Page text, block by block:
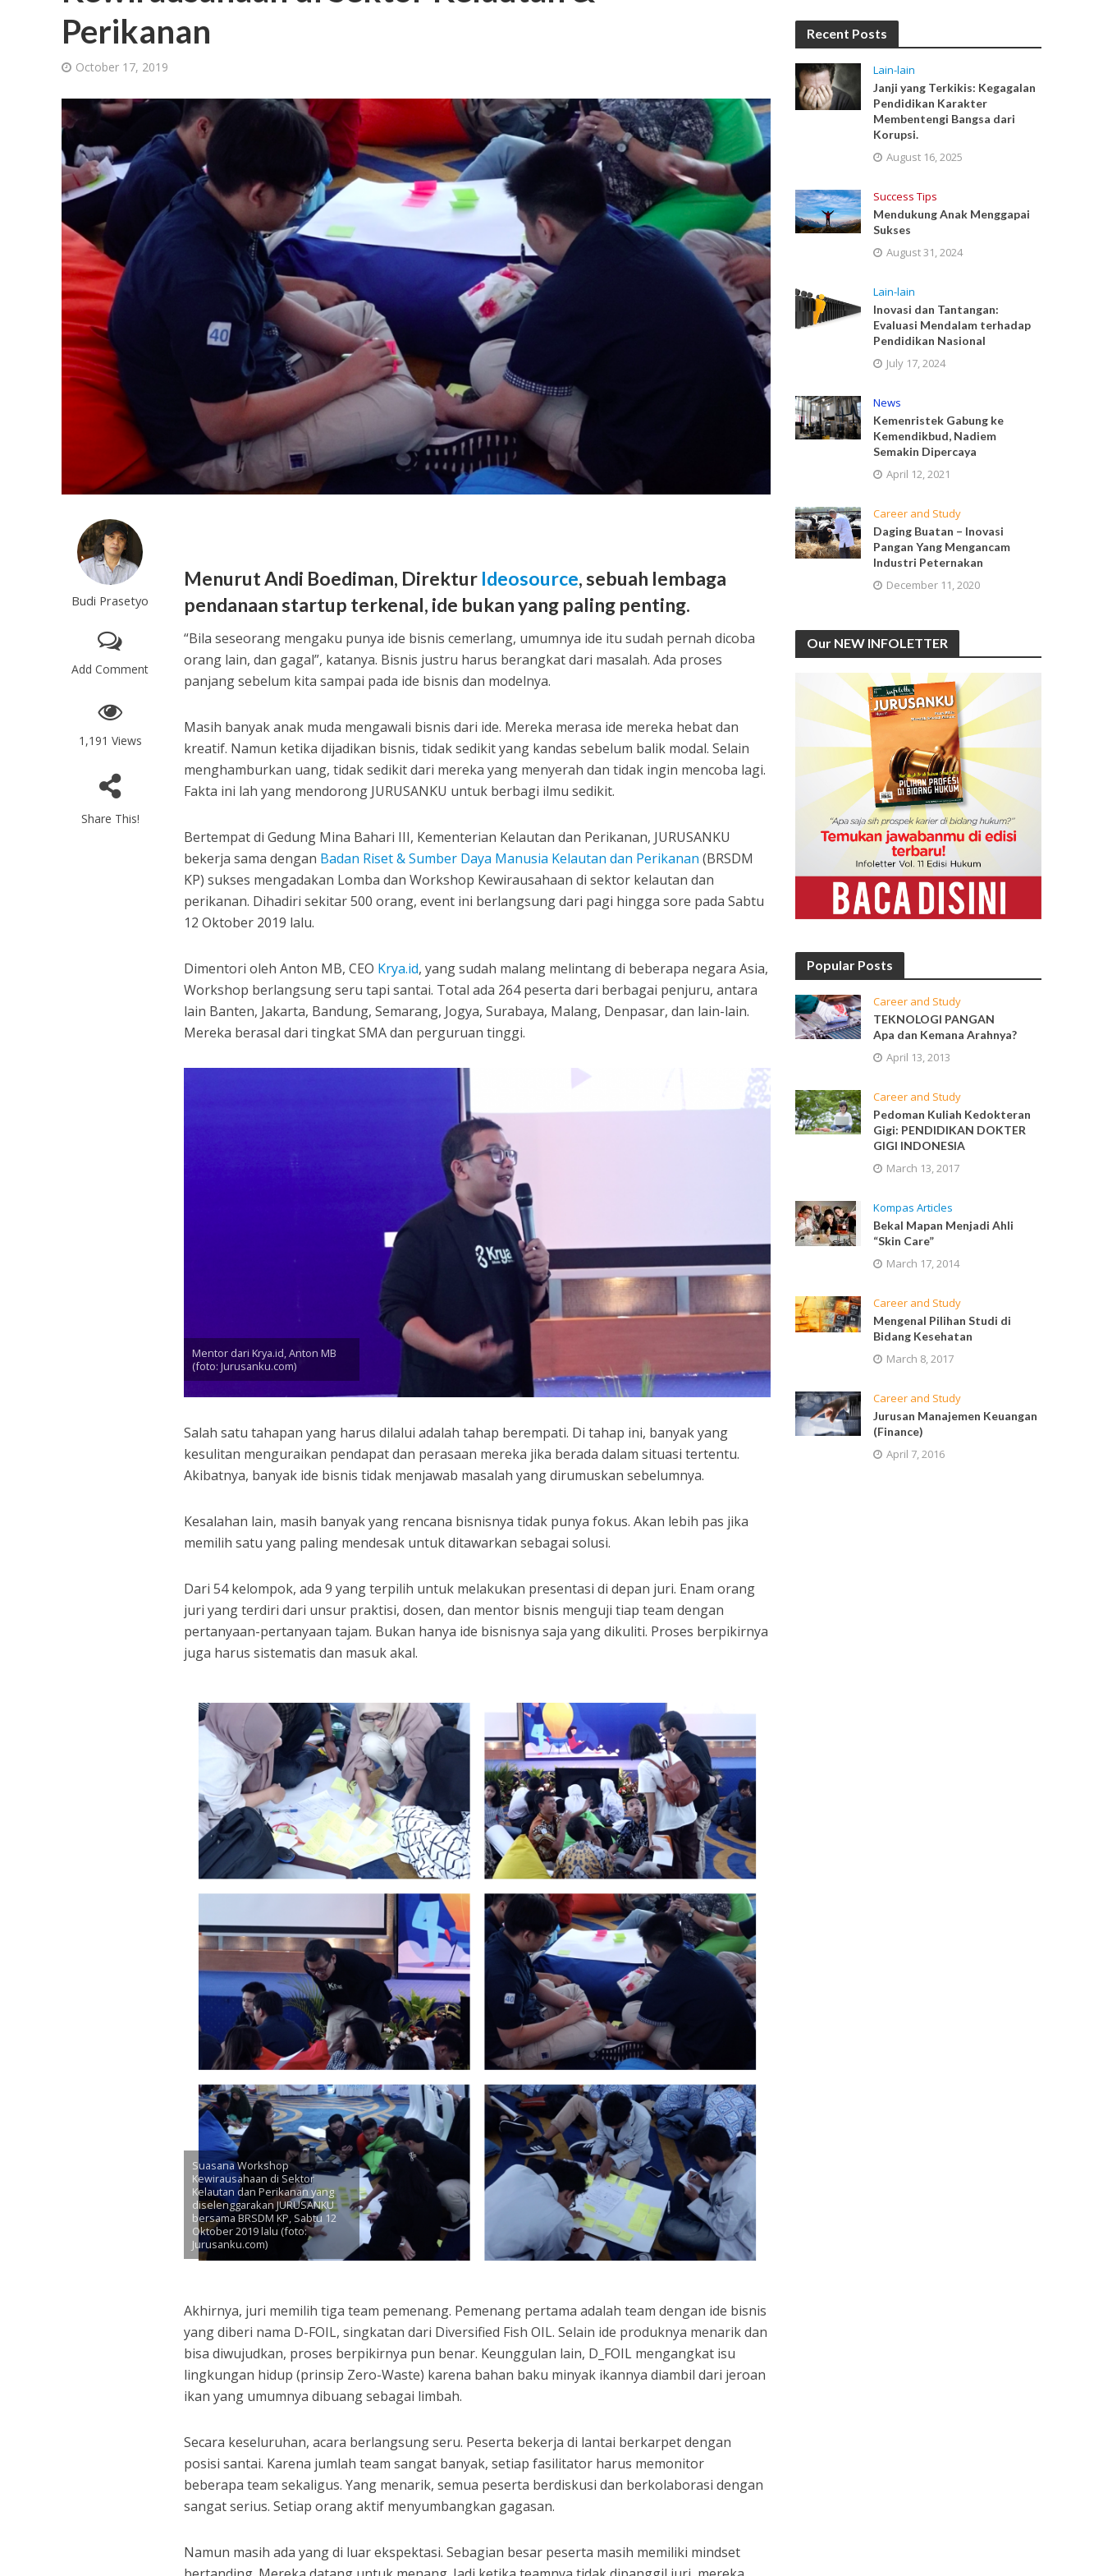
Perikanan
October 17, 2019
Budi Prasetyo
Add Comment
1,191 Views
Share This!
Menurut Andi Boediman, Direktur Ideosource, sebuah lembaga
pendanaan startup terkenal, ide bukan yang paling penting.
“Bila seseorang mengaku punya ide bisnis cemerlang, umumnya ide itu sudah pernah dicoba
orang lain, dan gagal”, katanya. Bisnis justru harus berangkat dari masalah. Ada proses
panjang sebelum kita sampai pada ide bisnis dan modelnya.
Masih banyak anak muda mengawali bisnis dari ide. Mereka merasa ide mereka hebat dan
kreatif. Namun ketika dijadikan bisnis, tidak sedikit yang kandas sebelum balik modal. Selain
menghamburkan uang, tidak sedikit dari mereka yang menyerah dan tidak ingin mencoba lagi.
Fakta ini lah yang mendorong JURUSANKU untuk berbagi ilmu sedikit.
Bertempat di Gedung Mina Bahari III, Kementerian Kelautan dan Perikanan, JURUSANKU
bekerja sama dengan Badan Riset & Sumber Daya Manusia Kelautan dan Perikanan (BRSDM
KP) sukses mengadakan Lomba dan Workshop Kewirausahaan di sektor kelautan dan
perikanan. Dihadiri sekitar 500 orang, event ini berlangsung dari pagi hingga sore pada Sabtu
12 Oktober 2019 lalu.
Dimentori oleh Anton MB, CEO Krya.id, yang sudah malang melintang di beberapa negara Asia,
Workshop berlangsung seru tapi santai. Total ada 264 peserta dari berbagai penjuru, antara
lain Banten, Jakarta, Bandung, Semarang, Jogya, Surabaya, Malang, Denpasar, dan lain-lain.
Mereka berasal dari tingkat SMA dan perguruan tinggi.
Mentor dari Krya.id, Anton MB
(foto: Jurusanku.com)
Salah satu tahapan yang harus dilalui adalah tahap berempati. Di tahap ini, banyak yang
kesulitan menguraikan pendapat dan perasaan mereka jika berada dalam situasi tertentu.
Akibatnya, banyak ide bisnis tidak menjawab masalah yang dirumuskan sebelumnya.
Kesalahan lain, masih banyak yang rencana bisnisnya tidak punya fokus. Akan lebih pas jika
memilih satu yang paling mendesak untuk ditawarkan sebagai solusi.
Dari 54 kelompok, ada 9 yang terpilih untuk melakukan presentasi di depan juri. Enam orang
juri yang terdiri dari unsur praktisi, dosen, dan mentor bisnis menguji tiap team dengan
pertanyaan-pertanyaan tajam. Bukan hanya ide bisnisnya saja yang dikuliti. Proses berpikirnya
juga harus sistematis dan masuk akal.
Suasana Workshop
Kewirausahaan di Sektor
Kelautan dan Perikanan yang
diselenggarakan JURUSANKU
bersama BRSDM KP, Sabtu 12
Oktober 2019 lalu (foto:
Jurusanku.com)
Akhirnya, juri memilih tiga team pemenang. Pemenang pertama adalah team dengan ide bisnis
yang diberi nama D-FOIL, singkatan dari Diversified Fish OIL. Selain ide produknya menarik dan
bisa diwujudkan, proses berpikirnya pun benar. Keunggulan lain, D_FOIL mengangkat isu
lingkungan hidup (prinsip Zero-Waste) karena bahan baku minyak ikannya diambil dari jeroan
ikan yang umumnya dibuang sebagai limbah.
Secara keseluruhan, acara berlangsung seru. Peserta bekerja di lantai berkarpet dengan
posisi santai. Karena jumlah team sangat banyak, setiap fasilitator harus memonitor
beberapa team sekaligus. Yang menarik, semua peserta berdiskusi dan berkolaborasi dengan
sangat serius. Setiap orang aktif menyumbangkan gagasan.
Namun masih ada yang di luar ekspektasi. Sebagian besar peserta masih memiliki mindset
Recent Posts
Lain-lain
Janji yang Terkikis: Kegagalan
Pendidikan Karakter
Membentengi Bangsa dari
Korupsi.
August 16, 2025
Success Tips
Mendukung Anak Menggapai
Sukses
August 31, 2024
Lain-lain
Inovasi dan Tantangan:
Evaluasi Mendalam terhadap
Pendidikan Nasional
July 17, 2024
News
Kemenristek Gabung ke
Kemendikbud, Nadiem
Semakin Dipercaya
April 12, 2021
Career and Study
Daging Buatan – Inovasi
Pangan Yang Mengancam
Industri Peternakan
December 11, 2020
Our NEW INFOLETTER
Popular Posts
Career and Study
TEKNOLOGI PANGAN
Apa dan Kemana Arahnya?
April 13, 2013
Career and Study
Pedoman Kuliah Kedokteran
Gigi: PENDIDIKAN DOKTER
GIGI INDONESIA
March 13, 2017
Kompas Articles
Bekal Mapan Menjadi Ahli
“Skin Care”
March 17, 2014
Career and Study
Mengenal Pilihan Studi di
Bidang Kesehatan
March 8, 2017
Career and Study
Jurusan Manajemen Keuangan
(Finance)
April 7, 2016